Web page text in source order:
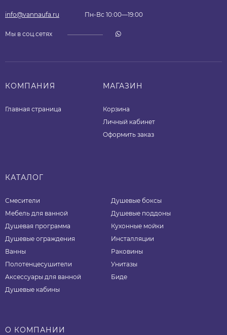
info@vannaufa.ru Пн-Вс 10:00—19:00
Мы в соц.сетях
КОМПАНИЯ
Главная страница
МАГАЗИН
Корзина
Личный кабинет
Оформить заказ
КАТАЛОГ
Смесители
Мебель для ванной
Душевая программа
Душевые ограждения
Ванны
Полотенцесушители
Аксессуары для ванной
Душевые кабины
Душевые боксы
Душевые поддоны
Кухонные мойки
Инсталляции
Раковины
Унитазы
Биде
О КОМПАНИИ